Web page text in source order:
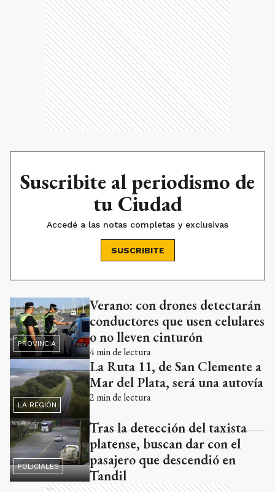
Suscribite al periodismo de
tu Ciudad
Accedé a las notas completas y exclusivas
SUSCRIBITE
PROVINCIA
Verano: con drones detectarán
conductores que usen celulares
o no lleven cinturón
4min de lectura
LA REGIÓN
La Ruta 11, de San Clemente a
Mar del Plata, será una autovía
2 min de lectura
POLICIALES
Tras la detección del taxista
platense, buscan dar con el
pasajero que descendió en
Tandil
Ads